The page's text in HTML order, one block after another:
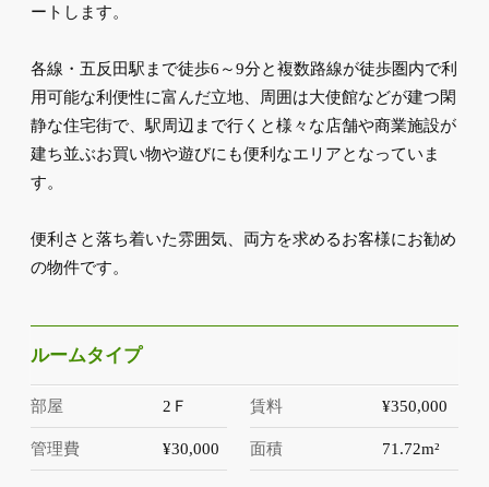
ートします。
各線・五反田駅まで徒歩6～9分と複数路線が徒歩圏内で利
用可能な利便性に富んだ立地、周囲は大使館などが建つ閑
静な住宅街で、駅周辺まで行くと様々な店舗や商業施設が
建ち並ぶお買い物や遊びにも便利なエリアとなっていま
す。
便利さと落ち着いた雰囲気、両方を求めるお客様にお勧め
の物件です。
ルームタイプ
部屋 2Ｆ 賃料 ¥350,000
管理費 ¥30,000 面積 71.72m²